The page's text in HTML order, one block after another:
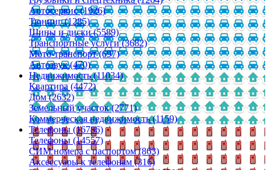
Автосервис (1926)
Тюнинг (1285)
Шины и диски (5589)
Транспортные услуги (3682)
Мото-транспорт (697)
Автозвук (470)
Недвижимость (11034)
Квартира (4472)
Дом (2632)
Земельный участок (2771)
Коммерческая недвижимость (1159)
Телефоны (16786)
Телефоны (14557)
СИМ номера с паспортом (863)
Аксессуары к телефонам (316)